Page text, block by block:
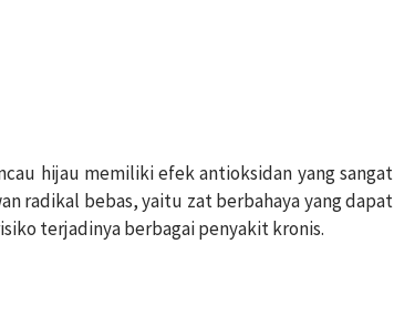
hijau memiliki efek antioksidan yang sangat
radikal bebas, yaitu zat berbahaya yang dapat
terjadinya berbagai penyakit kronis.